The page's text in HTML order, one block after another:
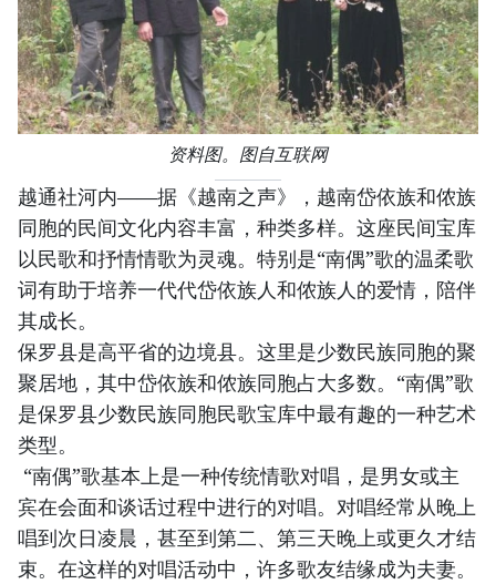
资料图。图自互联网
越通社河内——据《越南之声》，越南岱依族和侬族
同胞的民间文化内容丰富，种类多样。这座民间宝库
以民歌和抒情情歌为灵魂。特别是“南偶”歌的温柔歌
词有助于培养一代代岱依族人和侬族人的爱情，陪伴
其成长。
保罗县是高平省的边境县。这里是少数民族同胞的聚
聚居地，其中岱依族和侬族同胞占大多数。“南偶”歌
是保罗县少数民族同胞民歌宝库中最有趣的一种艺术
类型。
“南偶”歌基本上是一种传统情歌对唱，是男女或主
宾在会面和谈话过程中进行的对唱。对唱经常从晚上
唱到次日凌晨，甚至到第二、第三天晚上或更久才结
束。在这样的对唱活动中，许多歌友结缘成为夫妻。